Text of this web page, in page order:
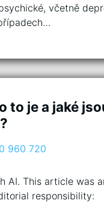
včetně
to je a jaké
AI. This article was
responsibility: